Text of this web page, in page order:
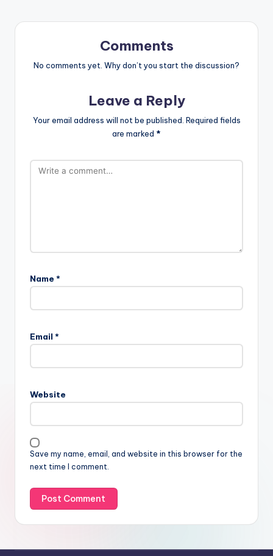
Comments
No comments yet. Why don’t you start the discussion?
Leave a Reply
Your email address will not be published. Required fields
are marked *
Name *
Email *
Website
Save my name, email, and website in this browser for the
next time I comment.